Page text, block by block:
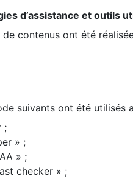
d’assistance et outils
contenus ont été
suivants ont été utilisés
;
» ;
» ;
checker » ;